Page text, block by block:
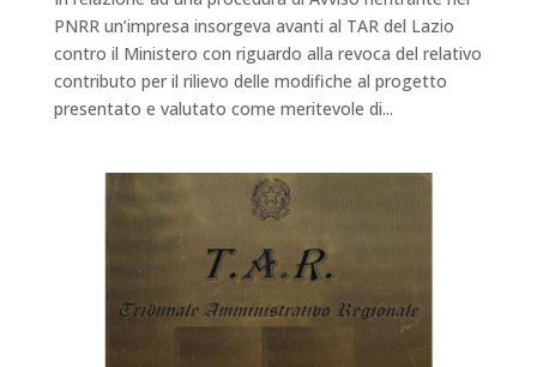
PNRR un’impresa insorgeva avanti al TAR del Lazio
contro il Ministero con riguardo alla revoca del relativo
contributo per il rilievo delle modifiche al progetto
presentato e valutato come meritevole di...